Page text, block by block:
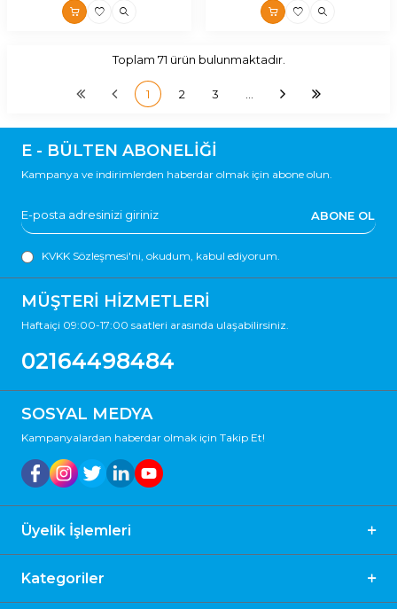
Toplam 71 ürün bulunmaktadır.
1 2 3
MÜŞTERİ HİZMETLERİ
Haftaiçi 09:00-17:00 saatleri arasında ulaşabilirsiniz.
02164498484
E - BÜLTEN ABONELİĞİ
Kampanya ve indirimlerden haberdar olmak için abone olun.
ABONE OL
KVKK Sözleşmesi'ni, okudum, kabul ediyorum.
SOSYAL MEDYA
Kampanyalardan haberdar olmak için Takip Et!
Üyelik İşlemleri
Kategoriler